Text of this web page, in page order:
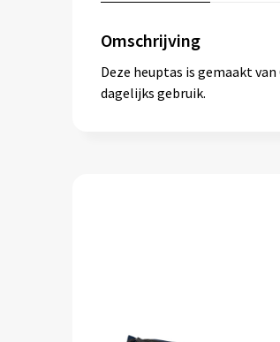
Omschrijving
Deze heuptas is gemaakt
dagelijks gebruik.